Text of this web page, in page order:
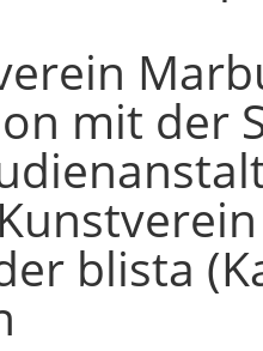
mit der
blista